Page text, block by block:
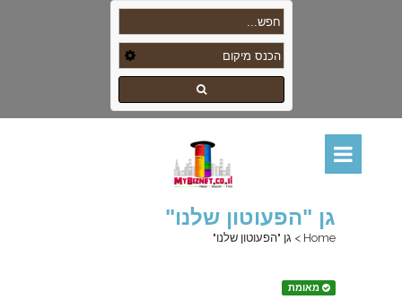
גן "הפעוטון שלנו"
Home
> גן "הפעוטון שלנו"
מאומת